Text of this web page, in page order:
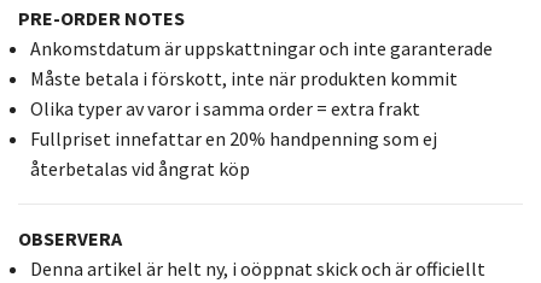
PRE-ORDER NOTES
Ankomstdatum är uppskattningar och inte garanterade
Måste betala i förskott, inte när produkten kommit
Olika typer av varor i samma order = extra frakt
Fullpriset innefattar en 20% handpenning som ej
återbetalas vid ångrat köp
OBSERVERA
Denna artikel är helt ny, i oöppnat skick och är officiellt